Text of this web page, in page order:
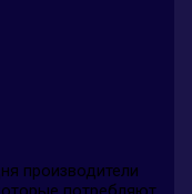
производители